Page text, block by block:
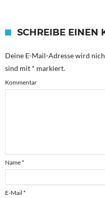
SCHREIBE EINEN
Deine E-Mail-Adresse wird
sind mit * markiert.
Kommentar
Name*
E-Mail *